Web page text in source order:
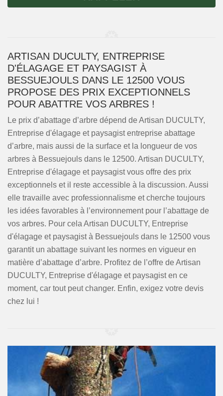
ARTISAN DUCULTY, ENTREPRISE
D'ÉLAGAGE ET PAYSAGIST À
BESSUEJOULS DANS LE 12500 VOUS
PROPOSE DES PRIX EXCEPTIONNELS
POUR ABATTRE VOS ARBRES !
Le prix d’abattage d’arbre dépend de Artisan DUCULTY,
Entreprise d'élagage et paysagist entreprise abattage
d’arbre, mais aussi de la surface et la longueur de vos
arbres à Bessuejouls dans le 12500. Artisan DUCULTY,
Entreprise d'élagage et paysagist vous offre des prix
exceptionnels et il reste accessible à la discussion. Aussi
elle travaille avec professionnalisme et cherche toujours
les idées favorables à l’environnement pour l’abattage de
vos arbres. Pour cela Artisan DUCULTY, Entreprise
d'élagage et paysagist à Bessuejouls dans le 12500 vous
garantit un abattage suivant les normes en vigueur en
matière d’abattage d’arbre. Profitez de l’offre de Artisan
DUCULTY, Entreprise d'élagage et paysagist en ce
moment, car tout peut changer. Enfin, exigez votre devis
chez lui !